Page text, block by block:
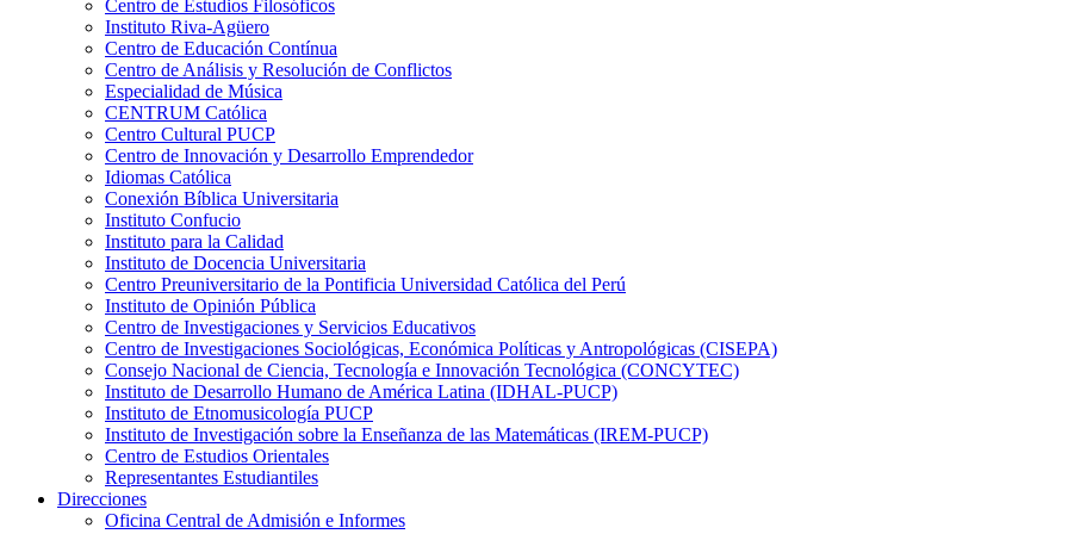
Centro de Estudios Filosóficos
Instituto Riva-Agüero
Centro de Educación Contínua
Centro de Análisis y Resolución de Conflictos
Especialidad de Música
CENTRUM Católica
Centro Cultural PUCP
Centro de Innovación y Desarrollo Emprendedor
Idiomas Católica
Conexión Bíblica Universitaria
Instituto Confucio
Instituto para la Calidad
Instituto de Docencia Universitaria
Centro Preuniversitario de la Pontificia Universidad Católica del Perú
Instituto de Opinión Pública
Centro de Investigaciones y Servicios Educativos
Centro de Investigaciones Sociológicas, Económica Políticas y Antropológicas (CISEPA)
Consejo Nacional de Ciencia, Tecnología e Innovación Tecnológica (CONCYTEC)
Instituto de Desarrollo Humano de América Latina (IDHAL-PUCP)
Instituto de Etnomusicología PUCP
Instituto de Investigación sobre la Enseñanza de las Matemáticas (IREM-PUCP)
Centro de Estudios Orientales
Representantes Estudiantiles
Direcciones
Oficina Central de Admisión e Informes